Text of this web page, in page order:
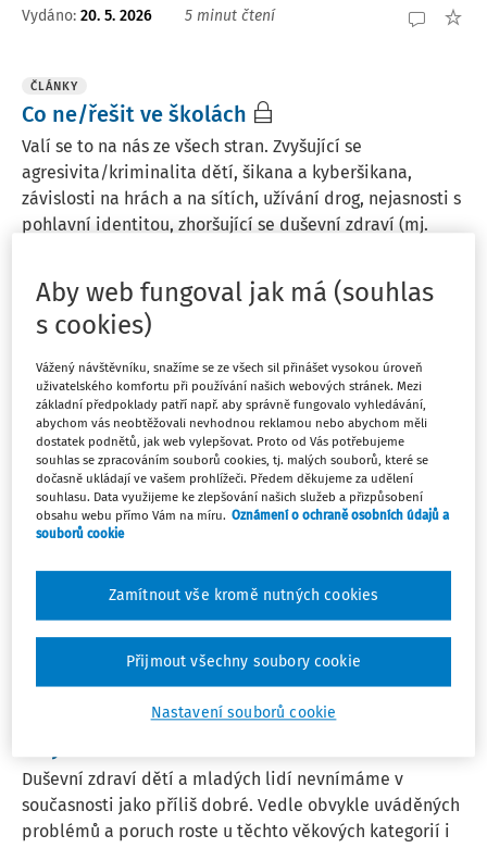
Vydáno: 20. 5. 2026 5 minut čtení
ČLÁNKY
Co ne/řešit ve školách
Valí se to na nás ze všech stran. Zvyšující se
agresivita/kriminalita dětí, šikana a kyberšikana,
závislosti na hrách a na sítích, užívání drog, nejasnosti s
pohlavní identitou, zhoršující se duševní zdraví (mj.
PhDr. Václav Mertin
Vydáno:18. 3. 2026
ČLÁNKY
Odolnost
Dnes se velmi často objevují stížnosti na to, že děti jsou
křehké, pohodlné, nic nevydrží, pod sebemenší zátěží
se hned hroutí. A že je třeba odmala je otužovat.
Vymlouvat se na dobu by bylo krátkozraké. Nicméně
nelze obcházet fakt, že dnešní život je po ...
PhDr. Václav Mertin
Duševní zdraví dětí a mladých lidí nevnímáme v
současnosti jako příliš dobré. Vedle obvykle uváděných
problémů a poruch roste u těchto věkových kategorií i
Aby web fungoval jak má (souhlas
s cookies)
Vážený návštěvníku, snažíme se ze všech sil přinášet vysokou úroveň
uživatelského komfortu při používání našich webových stránek. Mezi
základní předpoklady patří např. aby správně fungovalo vyhledávání,
abychom vás neobtěžovali nevhodnou reklamou nebo abychom měli
dostatek podnětů, jak web vylepšovat. Proto od Vás potřebujeme
souhlas se zpracováním souborů cookies, tj. malých souborů, které se
dočasně ukládají ve vašem prohlížeči. Předem děkujeme za udělení
souhlasu. Data využijeme ke zlepšování našich služeb a přizpůsobení
obsahu webu přímo Vám na míru. Oznámení o ochraně osobních údajů a
souborů cookie
Nastavení souborů cookie
Zamítnout vše kromě nutných cookies
Přijmout všechny soubory cookie